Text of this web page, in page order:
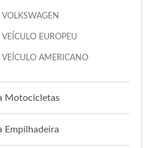
EUROPEU
AMERICANO
Motocicletas
Empilhadeira